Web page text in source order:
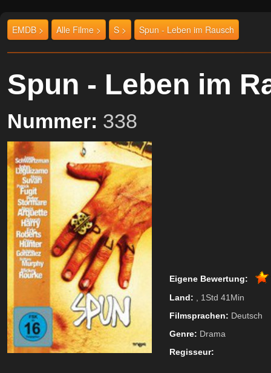
EMDB > Alle Filme > S > Spun - Leben im Rausch
Spun - Leben im
Nummer: 338
Eigene Bewertung:
Land: , 1Std 41Min
Filmsprachen: Deutsch
Genre: Drama
Regisseur: